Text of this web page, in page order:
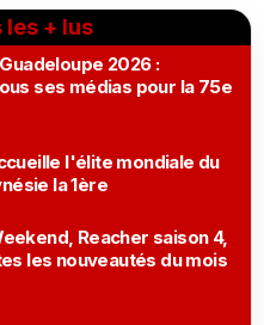
les + lus
2026 :
ses médias pour la 75e
l'élite mondiale du
la 1ère
Reacher saison 4,
les nouveautés du mois